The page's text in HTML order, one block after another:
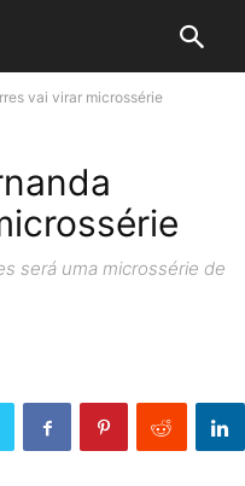
vai virar microssérie
será uma microssérie de